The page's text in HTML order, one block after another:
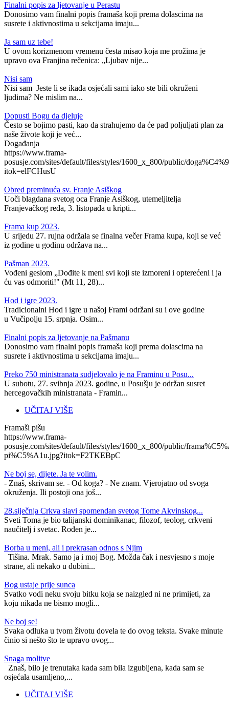
Finalni popis za ljetovanje u Perastu
Donosimo vam finalni popis framaša koji prema dolascima na
susrete i aktivnostima u sekcijama imaju...
Ja sam uz tebe!
U ovom korizmenom vremenu česta misao koja me prožima je
upravo ova Franjina rečenica: „Ljubav nije...
Nisi sam
Nisi sam Jeste li se ikada osjećali sami iako ste bili okruženi
ljudima? Ne mislim na...
Dopusti Bogu da djeluje
Često se bojimo pasti, kao da strahujemo da će pad poljuljati plan za
naše živote koji je već...
Događanja
https://www.frama-
posusje.com/sites/default/files/styles/1600_x_800/public/
itok=elFCHusU
Obred preminuća sv. Franje Asiškog
Uoči blagdana svetog oca Franje Asiškog, utemeljitelja
Franjevačkog reda, 3. listopada u kripti...
Frama kup 2023.
U srijedu 27. rujna održala se finalna večer Frama kupa, koji se već
iz godine u godinu održava na...
Pašman 2023.
Vođeni geslom „Dođite k meni svi koji ste izmoreni i opterećeni i ja
ću vas odmoriti!" (Mt 11, 28)...
Hod i igre 2023.
Tradicionalni Hod i igre u našoj Frami održani su i ove godine
u Vučipolju 15. srpnja. Osim...
Finalni popis za ljetovanje na Pašmanu
Donosimo vam finalni popis framaša koji prema dolascima na
susrete i aktivnostima u sekcijama imaju...
Preko 750 ministranata sudjelovalo je na Framinu u Posu...
U subotu, 27. svibnja 2023. godine, u Posušju je održan susret
hercegovačkih ministranata - Framin...
UČITAJ VIŠE
Framaši pišu
https://www.frama-
posusje.com/sites/default/files/styles/1600_x_800/public/
pi%C5%A1u.jpg?itok=F2TKEBpC
Ne boj se, dijete. Ja te volim.
- Znaš, skrivam se. - Od koga? - Ne znam. Vjerojatno od svoga
okruženja. Ili postoji ona još...
28.siječnja Crkva slavi spomendan svetog Tome Akvinskog...
Sveti Toma je bio talijanski dominikanac, filozof, teolog, crkveni
naučitelj i svetac. Rođen je...
Borba u meni, ali i prekrasan odnos s Njim
Tišina. Mrak. Samo ja i moj Bog. Možda čak i nesvjesno s moje
strane, ali nekako u dubini...
Bog ustaje prije sunca
Svatko vodi neku svoju bitku koja se naizgled ni ne primijeti, za
koju nikada ne bismo mogli...
Ne boj se!
Svaka odluka u tvom životu dovela te do ovog teksta. Svake minute
činio si nešto što te upravo ovog...
Snaga molitve
Znaš, bilo je trenutaka kada sam bila izgubljena, kada sam se
osjećala usamljeno,...
UČITAJ VIŠE